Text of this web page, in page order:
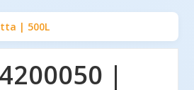
| 500L
|